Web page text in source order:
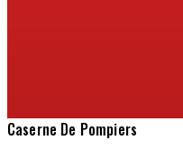
Caserne De Pompiers